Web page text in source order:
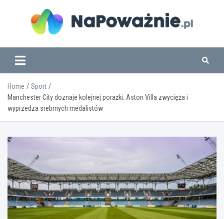
www.napowaznie.pl
Home
Sport
Manchester City doznaje kolejnej porażki. Aston Villa zwycięża i
wyprzedza srebrnych medalistów